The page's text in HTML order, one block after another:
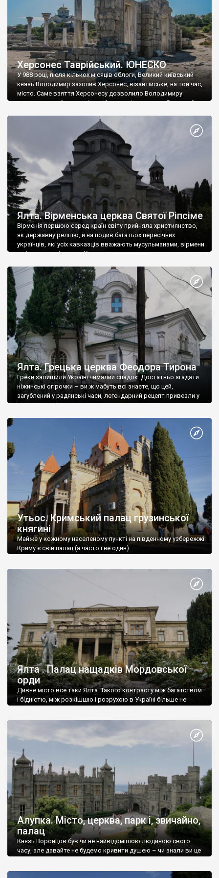
Херсонес Таврійський. ЮНЕСКО
У 988 році, після кількох місяців облоги, Великий київський
князь Володимир захопив Херсонес, візантійське, на той час,
місто. Саме взяття Херсонесу дозволило Володимиру
диктувати свої умови візантійському імператору Василю ІІ, та
Херсонесі Володимир-язичник, став Василем-християнином.
А потім було Хрещення Русі. На честь Херсонесу Таврійського
Ялта. Вірменська церква Святої Ріпсіме
Вірменія першою серед країн світу прийняла християнство,
як державну релігію, й на подив багатьох пересічних
українців, які усіх кавказців вважають мусульманами, вірмени
є відданими вірянами Христа
Ялта. Грецька церква Феодора Тирона
Греки залишили Україні чималий спадок. Достатньо згадати
ніжинські огірочки – ви ж мабуть всі знаєте, що цей,
загублений у радянські часи, легендарний рецепт привезли у
Ніжин греки?
Утьос. Кримський палац грузинської
княгині
Майже у кожному населеному пункті на південному узбережжі
Криму є свій палац (а часто і не один).
Ялта . Палац нащадків Мордовської
орди
Дивне місто все таки Ялта. Такого контрасту між багатством
і бідністю, між розкішшю і розрухою в Україні більше не
Алупка. Місто, церква, парк і, звичайно,
палац
Князь Воронцов був чи не найвідомішою людиною свого
часу, але давайте не будемо кривити душею – чи знали ви це